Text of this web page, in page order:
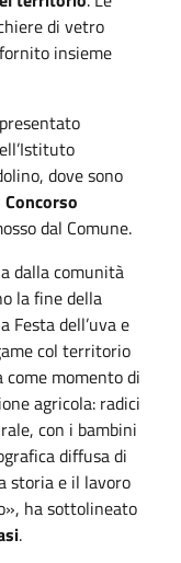
di vetro
insieme
dove sono
Concorso
dal Comune.
dalla comunità
la fine della
Festa dell’uva e
col territorio
come momento di
agricola: radici
con i bambini
diffusa di
storia e il lavoro
ha sottolineato
.